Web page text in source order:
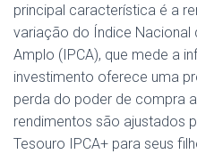
principal característica é a
variação do Índice Nacional
Amplo (IPCA), que mede a
investimento oferece uma
perda do poder de compra
rendimentos são ajustados
Tesouro IPCA+ para seus